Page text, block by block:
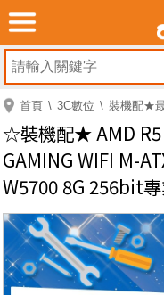
首頁 3C數位 裝機配★
☆裝機配★ AMD R5
GAMING WIFI M-
W5700 8G 256bit